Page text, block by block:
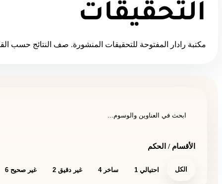
التحقيقات
مكتبة رادار المفتوحة للتحقيقات المنشورة. صف النتائج حسب
الأقسام / الحكم
الكل احتيالي 1 ساخر 4 غير دقيق 2 غير صحيح 6